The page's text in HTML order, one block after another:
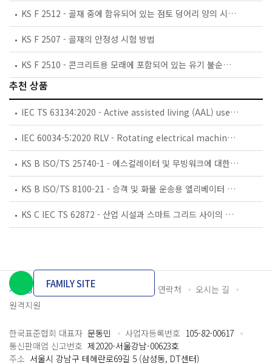
KS F 2512 - 골재 중에 함유되어 있는 점토 덩어리 양의 시험방법
KS F 2507 - 골재의 안정성 시험 방법
KS F 2510 - 콘크리트용 모래에 포함되어 있는 유기 불순물 시험 방법
추천 상품
IEC TS 63134:2020 - Active assisted living (AAL) use cases
IEC 60034-5:2020 RLV - Rotating electrical machines - Part 5: Degrees of protection provided by the integral design of rotating electrical machines (IP code) - Classification
KS B ISO/TS 25740-1 - 에스컬레이터 및 무빙워크에 대한 안전요건 — 제1부: 세계공통 필수 안전요건(GESRs)
KS B ISO/TS 8100-21 - 승객 및 화물 운송용 엘리베이터 —제21부: 세계공통 필수안전요건(GESRs)을 충족하는 세계공통 안전 파라미터(GSPs)
KS C IEC TS 62872 - 산업 시설과 스마트 그리드 사이의 산업 공정 측정, 제어 및 자동화 시스템 인터페이스
개인정보처리방침 이용약관 담당자 연락처
오시는 길
원격지원
FAMILY SITE
한국표준협회 대표자 문동민 사업자등록번호 105-82-00617
통신판매업 신고번호 제2020-서울강남-00623호
주소 서울시 강남구 테헤란로69길 5 (삼성동, DT센터)